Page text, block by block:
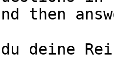
then
deine